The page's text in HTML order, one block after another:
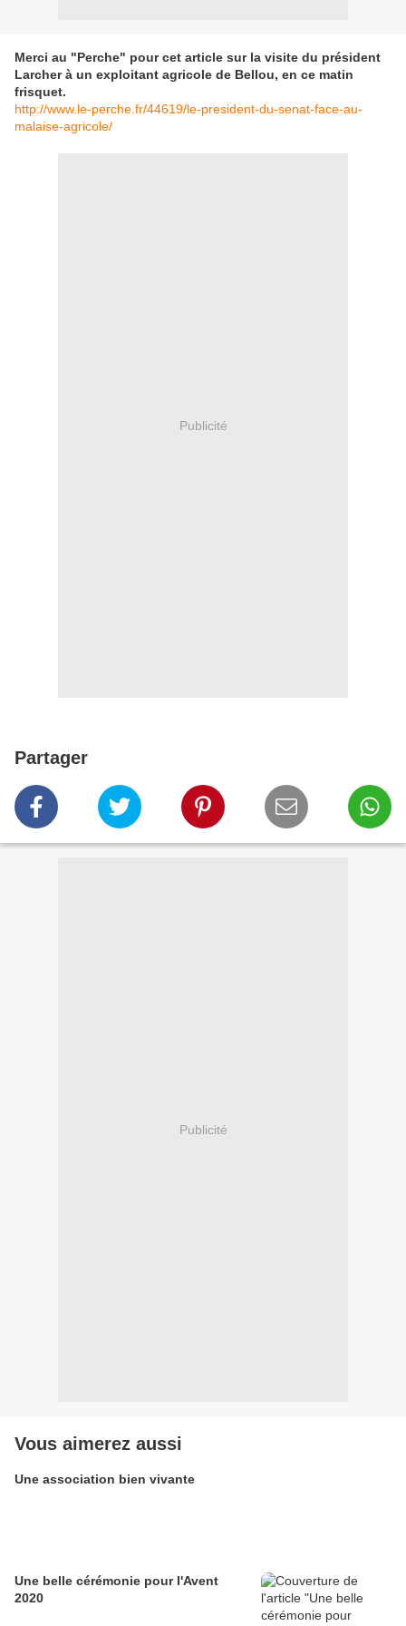
Merci au "Perche" pour cet article sur la visite du président
Larcher à un exploitant agricole de Bellou, en ce matin
frisquet.
http://www.le-perche.fr/44619/le-president-du-senat-face-au-
malaise-agricole/
Publicité
Partager
Publicité
Vous aimerez aussi
Une association bien vivante
Une belle cérémonie pour l'Avent
2020